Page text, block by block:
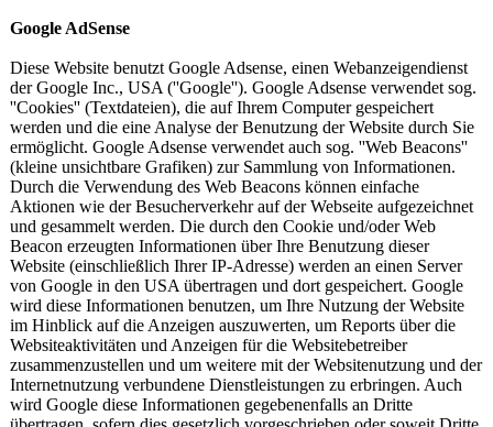
Google AdSense
Diese Website benutzt Google Adsense, einen Webanzeigendienst
der Google Inc., USA (''Google''). Google Adsense verwendet sog.
''Cookies'' (Textdateien), die auf Ihrem Computer gespeichert
werden und die eine Analyse der Benutzung der Website durch Sie
ermöglicht. Google Adsense verwendet auch sog. ''Web Beacons''
(kleine unsichtbare Grafiken) zur Sammlung von Informationen.
Durch die Verwendung des Web Beacons können einfache
Aktionen wie der Besucherverkehr auf der Webseite aufgezeichnet
und gesammelt werden. Die durch den Cookie und/oder Web
Beacon erzeugten Informationen über Ihre Benutzung dieser
Website (einschließlich Ihrer IP-Adresse) werden an einen Server
von Google in den USA übertragen und dort gespeichert. Google
wird diese Informationen benutzen, um Ihre Nutzung der Website
im Hinblick auf die Anzeigen auszuwerten, um Reports über die
Websiteaktivitäten und Anzeigen für die Websitebetreiber
zusammenzustellen und um weitere mit der Websitenutzung und der
Internetnutzung verbundene Dienstleistungen zu erbringen. Auch
wird Google diese Informationen gegebenenfalls an Dritte